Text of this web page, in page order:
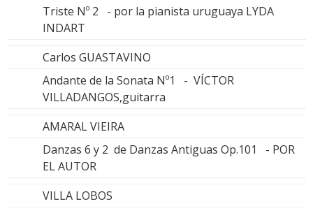
Triste Nº 2 - por la pianista uruguaya LYDA
INDART
Carlos GUASTAVINO
Andante de la Sonata Nº1 - VÍCTOR
VILLADANGOS,guitarra
AMARAL VIEIRA
Danzas 6 y 2 de Danzas Antiguas Op.101 - POR
EL AUTOR
VILLA LOBOS